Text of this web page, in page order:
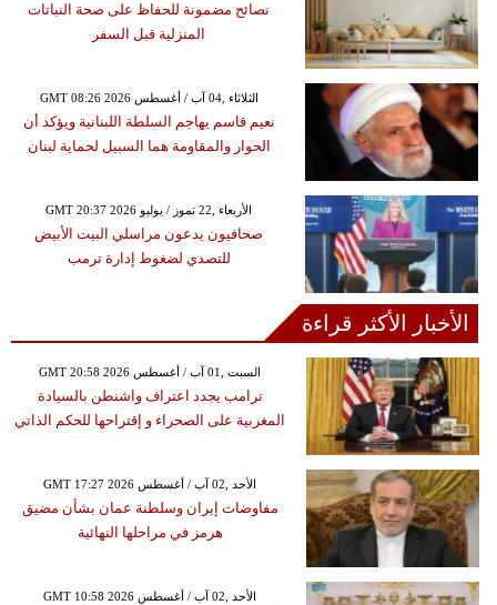
نصائح مضمونة للحفاظ على صحة النباتات
المنزلية قبل السفر
GMT 08:26 2026 الثلاثاء ,04 آب / أغسطس
نعيم قاسم يهاجم السلطة اللبنانية ويؤكد أن
الحوار والمقاومة هما السبيل لحماية لبنان
GMT 20:37 2026 الأربعاء ,22 تموز / يوليو
صحافيون يدعون مراسلي البيت الأبيض
للتصدي لضغوط إدارة ترمب
الأخبار الأكثر قراءة
GMT 20:58 2026 السبت ,01 آب / أغسطس
ترامب يجدد اعتراف واشنطن بالسيادة
المغربية على الصحراء و إقتراحها للحكم الذاتي
GMT 17:27 2026 الأحد ,02 آب / أغسطس
مفاوضات إيران وسلطنة عمان بشأن مضيق
هرمز في مراحلها النهائية
GMT 10:58 2026 الأحد ,02 آب / أغسطس